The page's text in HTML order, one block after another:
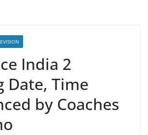
India 2
Date, Time
by Coaches